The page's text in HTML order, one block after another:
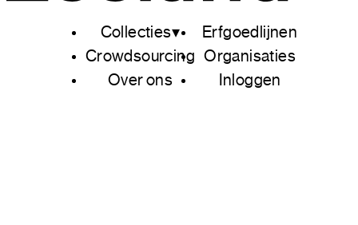
Collecties
Erfgoedlijnen
Crowdsourcing Organisaties
Over ons
Inloggen